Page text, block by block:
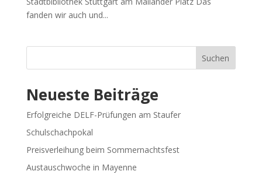
fanden wir auch und...
Suchen
Neueste Beiträge
Erfolgreiche DELF-Prüfungen am Staufer
Schulschachpokal
Preisverleihung beim Sommernachtsfest
Austauschwoche in Mayenne